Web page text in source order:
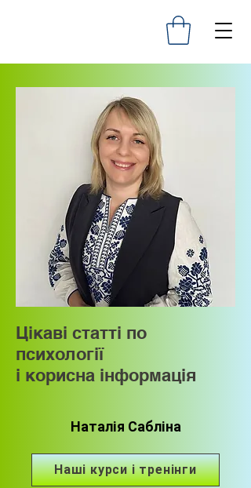
Цікаві статті по
психології
і корисна інформація
Наталія Сабліна
Наші курси і тренінги